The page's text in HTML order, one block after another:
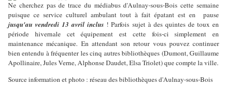
Ne cherchez pas de trace du médiabus d'Aulnay-sous-Bois cette semaine
puisque ce service culturel ambulant tout à fait épatant est en
pause
jusqu'au vendredi 13 avril inclus ! Parfois sujet à des quintes de toux en
période hivernale cet équipement est cette fois-ci simplement en
maintenance mécanique. En attendant son retour vous pouvez continuer
bien entendu à fréquenter les cinq autres bibliothèques (Dumont, Guillaume
Apollinaire, Jules Verne, Alphonse Daudet, Elsa Triolet) que compte la ville.
Source information et photo : réseau des bibliothèques d'Aulnay-sous-Bois